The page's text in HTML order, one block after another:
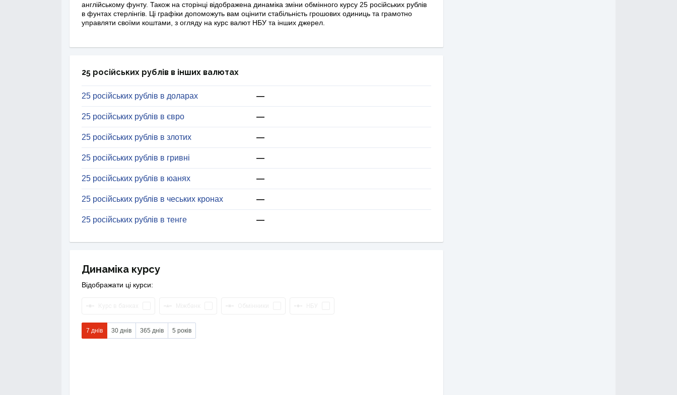
англійському фунту. Також на сторінці відображена динаміка зміни обмінного курсу 25 російських рублів
в фунтах стерлінгів. Ці графіки допоможуть вам оцінити стабільність грошових одиниць та грамотно
управляти своїми коштами, з огляду на курс валют НБУ та інших джерел.
25 російських рублів в інших валютах
25 російських рублів в доларах —
25 російських рублів в євро —
25 російських рублів в злотих —
25 російських рублів в гривні —
25 російських рублів в юанях —
25 російських рублів в чеських кронах —
25 російських рублів в тенге —
Динаміка курсу
Відображати ці курси:
7 днів 30 днів 365 днів 5 років